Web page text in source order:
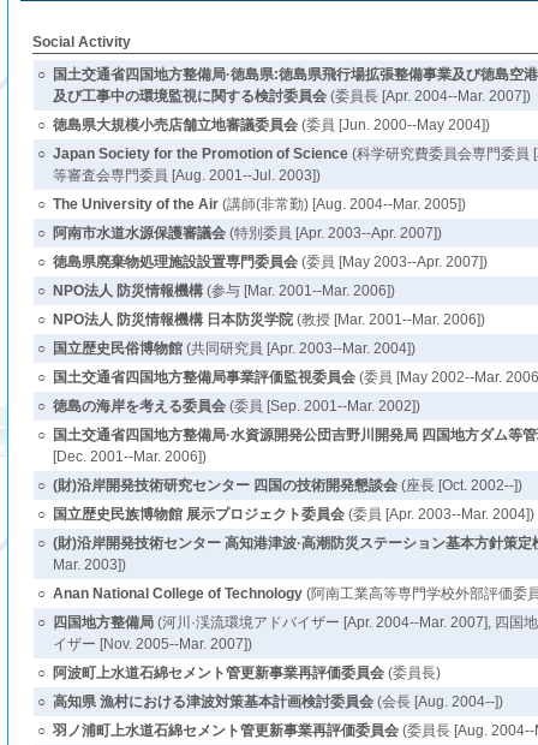
Social Activity
○
国土交通省四国地方整備局·徳島県:徳島県飛行場拡張整備事業及び徳島空
及び工事中の環境監視に関する検討委員会(委員長 [Apr. 2004--Mar. 2007])
○ 徳島県大規模小売店舗立地審議委員会(委員 [Jun. 2000--May 2004])
○ Japan Society for the Promotion of Science(科学研究費委員会専門委員
等審査会専門委員 [Aug. 2001--Jul. 2003])
○ The University of the Air(講師(非常勤) [Aug. 2004--Mar. 2005])
○
阿南市水道水源保護審議会(特別委員 [Apr. 2003--Apr. 2007])
○ 徳島県廃棄物処理施設設置専門委員会(委員 [May 2003--Apr. 2007])
○
NPO法人 防災情報機構(参与 [Mar. 2001--Mar. 2006])
○
NPO法人 防災情報機構 日本防災学院(教授 [Mar. 2001--Mar. 2006])
○
国立歴史民俗博物館(共同研究員 [Apr. 2003--Mar. 2004])
○
国土交通省四国地方整備局事業評価監視委員会(委員 [May 2002--Mar.
○ 徳島の海岸を考える委員会(委員 [Sep. 2001--Mar. 2002])
○
国土交通省四国地方整備局·水資源開発公団吉野川開発局 四国地方ダム等
[Dec. 2001--Mar. 2006])
○ (財)沿岸開発技術研究センター 四国の技術開発懇談会(座長 [Oct. 2002--])
○
国立歴史民族博物館 展示プロジェクト委員会(委員 [Apr. 2003--Mar. 2004])
○ (財)沿岸開発技術センター 高知港津波·高潮防災ステーション基本方針策定
Mar. 2003])
○ Anan National College of Technology(阿南工業高等専門学校外部評価委
○
四国地方整備局(河川·渓流環境アドバイザー [Apr. 2004--Mar. 2007], 四国
イザー [Nov. 2005--Mar. 2007])
○
阿波町上水道石綿セメント管更新事業再評価委員会(委員長)
○ 高知県 漁村における津波対策基本計画検討委員会(会長 [Aug. 2004--])
○ 羽ノ浦町上水道石綿セメント管更新事業再評価委員会(委員長 [Aug. 2004--